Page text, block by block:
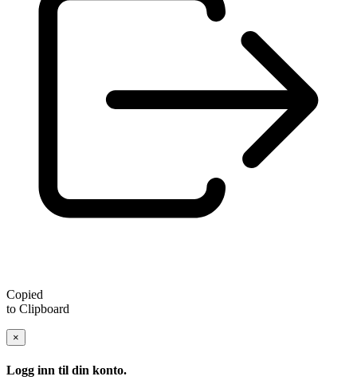
Copied
to Clipboard
×
Logg inn til din konto.